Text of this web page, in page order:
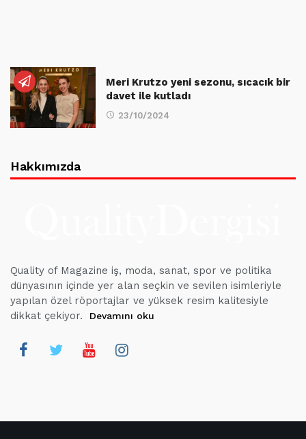
Meri Krutzo yeni sezonu, sıcacık bir
davet ile kutladı
23/10/2024
Hakkımızda
Quality of Magazine iş, moda, sanat, spor ve politika
dünyasının içinde yer alan seçkin ve sevilen isimleriyle
yapılan özel röportajlar ve yüksek resim kalitesiyle
dikkat çekiyor.
Devamını oku